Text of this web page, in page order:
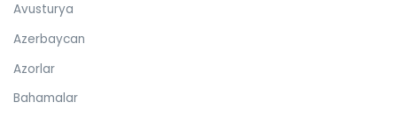
Avusturya
Azerbaycan
Azorlar
Bahamalar